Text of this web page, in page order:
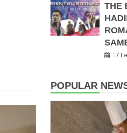
THE
17
POPULAR